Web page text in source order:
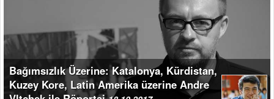
Bağımsızlık Üzerine: Katalonya, Kürdistan,
Kuzey Kore, Latin Amerika üzerine Andre